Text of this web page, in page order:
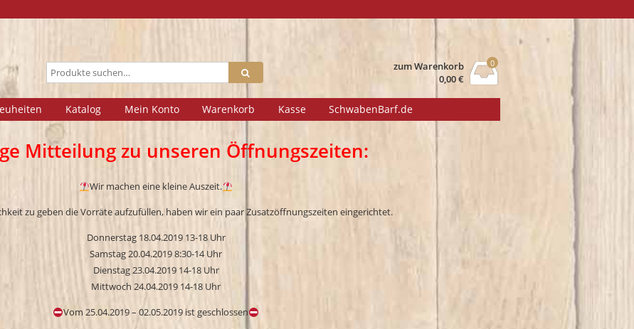
zum Warenkorb
0,00€
0
Katalog Mein Konto Warenkorb Kasse SchwabenBarf.de
Mitteilung zu unseren Öffnungszeiten:
Wir machen eine kleine Auszeit.
zu geben die Vorräte aufzufüllen, haben wir ein paar Zusatzöffnungszeiten eingerichtet.
Donnerstag 18.04.2019 13-18 Uhr
Samstag 20.04.2019 8:30-14 Uhr
Dienstag 23.04.2019 14-18 Uhr
Mittwoch 24.04.2019 14-18 Uhr
Vom 25.04.2019 – 02.05.2019 ist geschlossen